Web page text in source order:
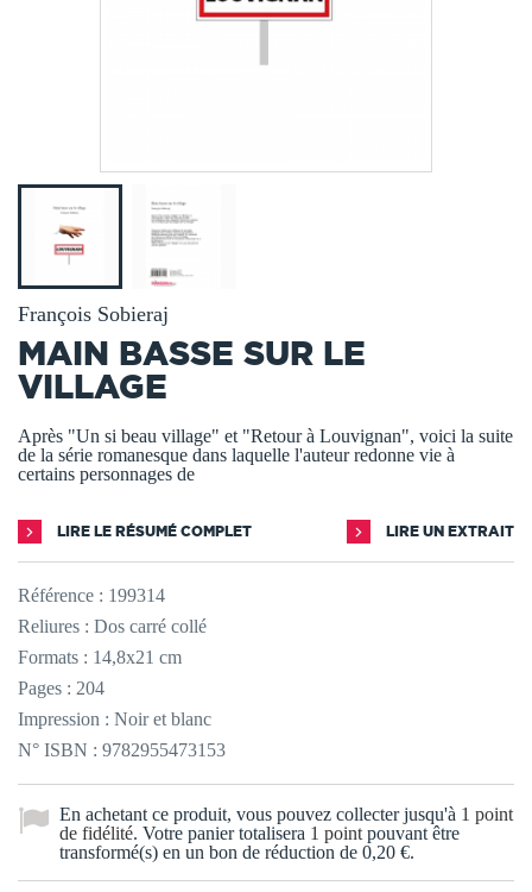
François Sobieraj
MAIN BASSE SUR LE
VILLAGE
Après "Un si beau village" et "Retour à Louvignan", voici la suite
de la série romanesque dans laquelle l'auteur redonne vie à
certains personnages de
LIRE LE RÉSUMÉ COMPLET LIRE UN EXTRAIT
Référence : 199314
Reliures : Dos carré collé
Formats : 14,8x21 cm
Pages : 204
Impression : Noir et blanc
N° ISBN : 9782955473153
En achetant ce produit, vous pouvez collecter jusqu'à 1 point
de fidélité. Votre panier totalisera 1 point pouvant être
transformé(s) en un bon de réduction de 0,20 €.